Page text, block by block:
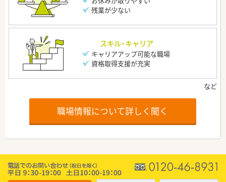
残業が少ない
スキル・キャリア
キャリアアップ可能な職場
資格取得支援が充実
職場情報について詳しく聞く